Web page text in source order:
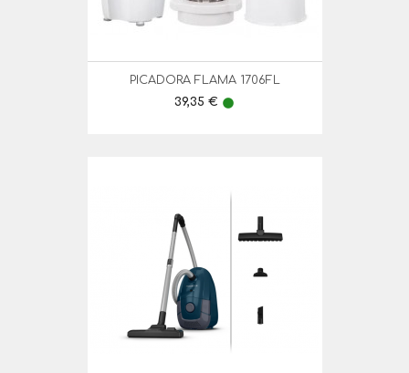
PICADORA FLAMA 1706FL
Preço
39,35 € lens